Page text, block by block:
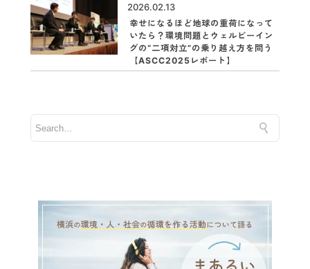
2026.02.13
幸せになるほど地球の重荷になって
いたら？環境問題とウェルビーイン
グの“二項対立”の乗り越え方を問う
【ASCC2025レポート】